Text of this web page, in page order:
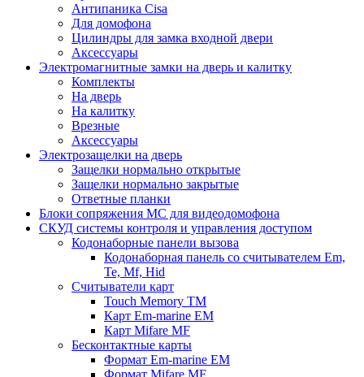
Антипаника Cisa
Для домофона
Цилиндры для замка входной двери
Аксессуары
Электромагнитные замки на дверь и калитку
Комплекты
На дверь
На калитку
Врезные
Аксессуары
Электрозащелки на дверь
Защелки нормально открытые
Защелки нормально закрытые
Ответные планки
Блоки сопряжения МС для видеодомофона
СКУД системы контроля и управления доступом
Кодонаборные панели вызова
Кодонаборная панель со считывателем Em,
Te, Mf, Hid
Считыватели карт
Touch Memory TM
Карт Em-marine EM
Карт Mifare MF
Бесконтактные карты
Формат Em-marine EM
Формат Mifare MF